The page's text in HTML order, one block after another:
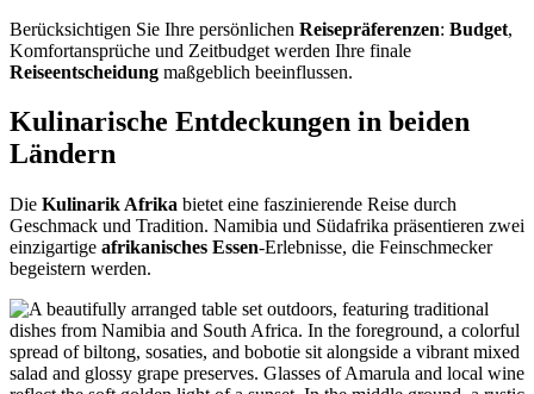
Berücksichtigen Sie Ihre persönlichen Reisepräferenzen: Budget,
Komfortansprüche und Zeitbudget werden Ihre finale
Reiseentscheidung maßgeblich beeinflussen.
Kulinarische Entdeckungen in beiden
Ländern
Die Kulinarik Afrika bietet eine faszinierende Reise durch
Geschmack und Tradition. Namibia und Südafrika präsentieren zwei
einzigartige afrikanisches Essen-Erlebnisse, die Feinschmecker
begeistern werden.